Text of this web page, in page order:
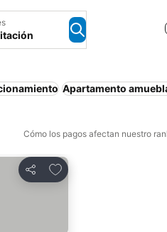
Apartamento
Cómo los pagos afectan nuestro
Compartir
Agregar a favoritos